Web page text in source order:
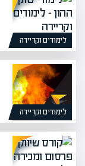
לימודים וקריירה
לימודים וקריירה